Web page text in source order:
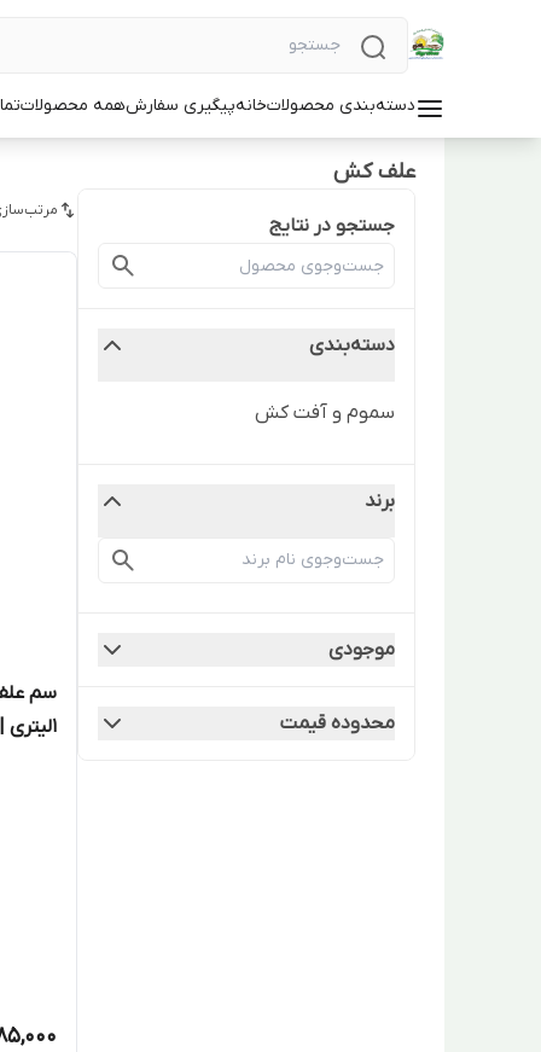
دسته‌بندی محصولاتخانهپیگیری سفارشهمه محصولات
علف کش
جستجو در نتایج
دسته‌بندی
سموم و آفت کش
برند
موجودی
محدوده قیمت
سم
1لیتری | Paraquat 1Litre